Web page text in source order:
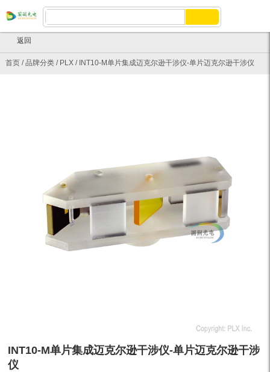
首页/品牌分类/ PLX/ INT10-M单片集成迈克尔逊干涉仪-单片迈克尔逊干涉仪
返回
INT10-M单片集成迈克尔逊干涉仪-单片迈克尔逊干涉
仪